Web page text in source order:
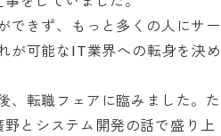
できず、もっと多くの人にサー
が可能なIT業界への転身を決め
、転職フェアに臨みました。た
とシステム開発の話で盛り上